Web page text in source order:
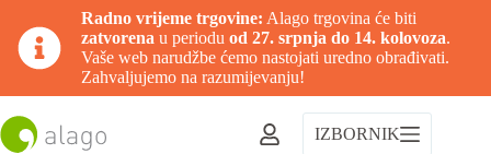
Radno vrijeme trgovine: Alago trgovina će biti
zatvorena u periodu od 27. srpnja do 14. kolovoza.
Vaše web narudžbe ćemo nastojati uredno obrađivati.
Zahvaljujemo na razumijevanju!
na
sadržaj
IZBORNIK